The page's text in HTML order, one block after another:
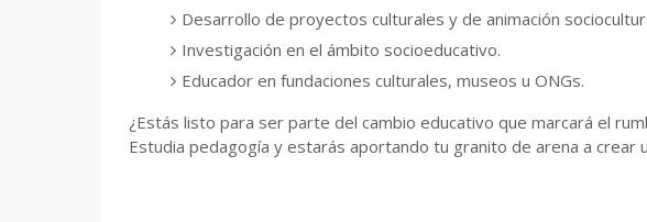
Desarrollo de proyectos culturales y de animación
Investigación en el ámbito socioeducativo.
Educador en fundaciones culturales, museos u ONGs.
¿Estás listo para ser parte del cambio educativo que marcará el
Estudia pedagogía y estarás aportando tu granito de arena a crear